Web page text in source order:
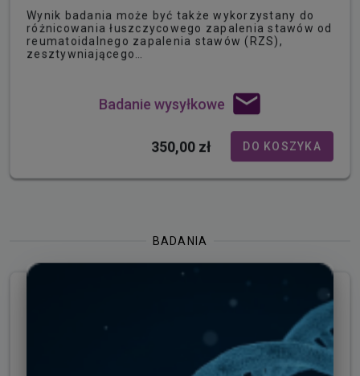
Wynik badania może być także wykorzystany do
różnicowania łuszczycowego zapalenia stawów od
reumatoidalnego zapalenia stawów (RZS),
zesztywniającego…
Badanie wysyłkowe
350,00 zł DO KOSZYKA
BADANIA